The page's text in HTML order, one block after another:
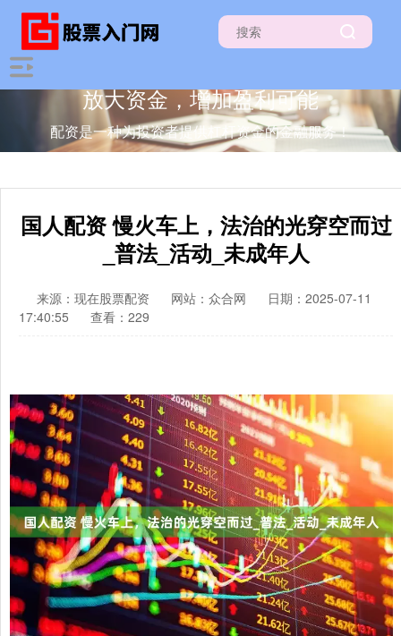
放大资金，增加盈利可能
配资是一种为投资者提供杠杆资金的金融服务！
国人配资 慢火车上，法治的光穿空而过
_普法_活动_未成年人
来源：现在股票配资 网站：众合网
日期：2025-07-11
17:40:55
查看：229